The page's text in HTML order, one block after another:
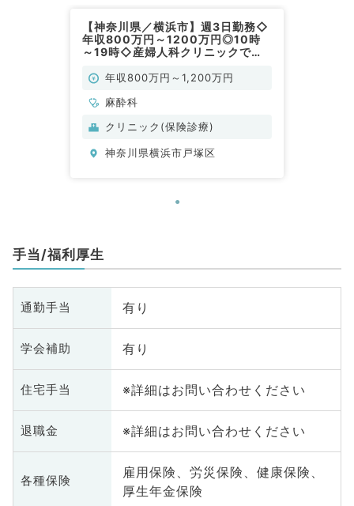
【神奈川県／横浜市】週3日勤務◇
年収800万円～1200万円◎10時
～19時◇産婦人科クリニックでの
常勤）年収800万円～1,200万円
麻酔科
クリニック(保険診療)
神奈川県横浜市戸塚区
手当/福利厚生
通勤手当 有り
学会補助 有り
住宅手当 ※詳細はお問い合わせください
退職金 ※詳細はお問い合わせください
各種保険
雇用保険、労災保険、健康保険、
厚生年金保険